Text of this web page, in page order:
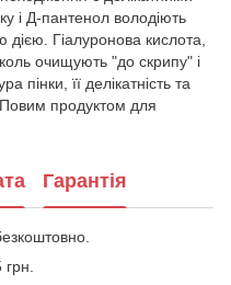
і Д-пантенол володіють
Гіалуронова кислота,
очищують "до скрипу" і
пінки, її делікатність та
продуктом для
Гарантія